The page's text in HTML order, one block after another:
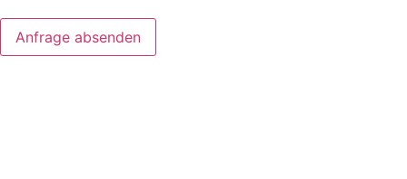
Anfrage absenden